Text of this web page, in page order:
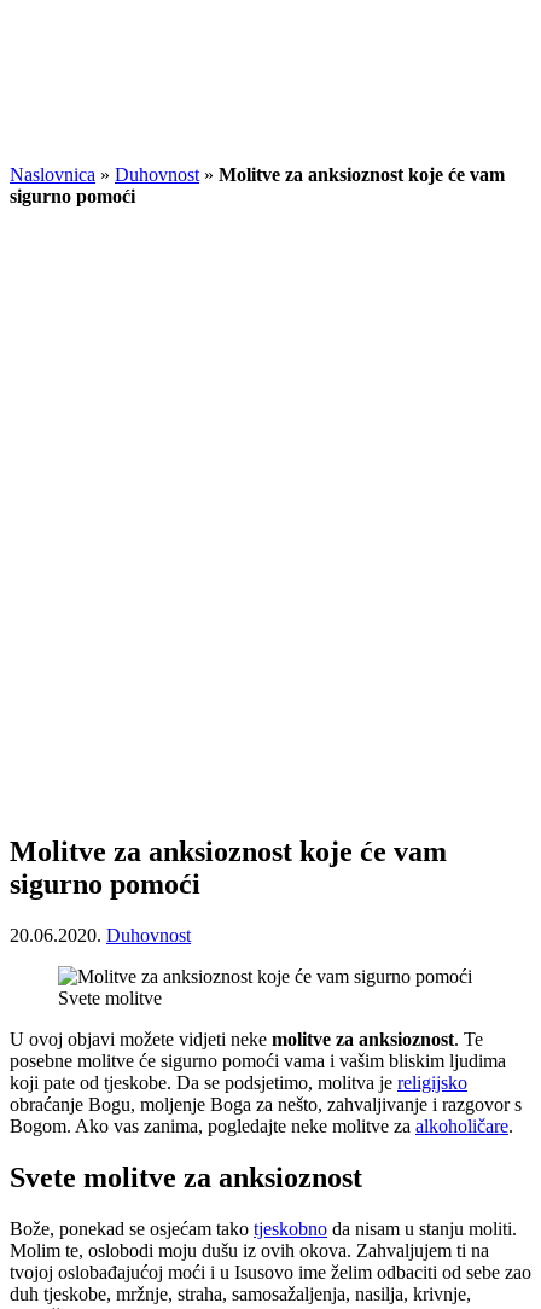
Naslovnica » Duhovnost » Molitve za anksioznost koje će vam
sigurno pomoći
Molitve za anksioznost koje će vam
sigurno pomoći
20.06.2020. Duhovnost
Svete molitve
U ovoj objavi možete vidjeti neke molitve za anksioznost. Te
posebne molitve će sigurno pomoći vama i vašim bliskim ljudima
koji pate od tjeskobe. Da se podsjetimo, molitva je religijsko
obraćanje Bogu, moljenje Boga za nešto, zahvaljivanje i razgovor s
Bogom. Ako vas zanima, pogledajte neke molitve za alkoholičare.
Svete molitve za anksioznost
Bože, ponekad se osjećam tako tjeskobno da nisam u stanju moliti.
Molim te, oslobodi moju dušu iz ovih okova. Zahvaljujem ti na
tvojoj oslobađajućoj moći i u Isusovo ime želim odbaciti od sebe zao
duh tjeskobe, mržnje, straha, samosažaljenja, nasilja, krivnje,